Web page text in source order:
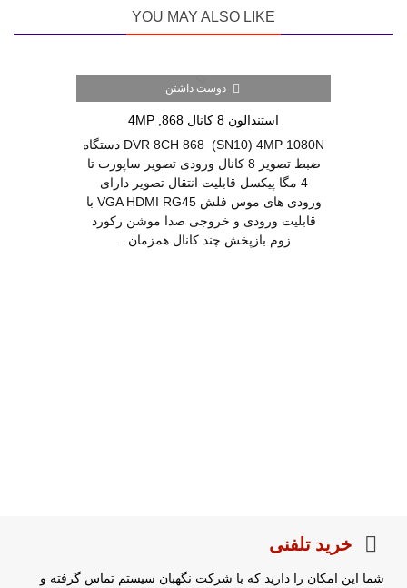
YOU MAY ALSO LIKE
دوست داشتن
استندالون 8 کانال 868, 4MP
DVR 8CH 868 (SN10) 4MP 1080N دستگاه
ضبط تصویر 8 کانال ورودی تصویر ساپورت تا
4 مگا پیکسل قابلیت انتقال تصویر دارای
ورودی های موس فلش VGA HDMI RG45 با
قابلیت ورودی و خروجی صدا موشن رکورد
زوم بازپخش چند کانال همزمان...
خرید تلفنی
شما این امکان را دارید که با شرکت نگهبان سیستم تماس گرفته و